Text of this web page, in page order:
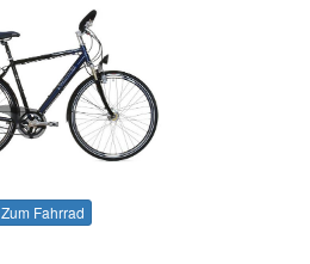
Zum Fahrrad